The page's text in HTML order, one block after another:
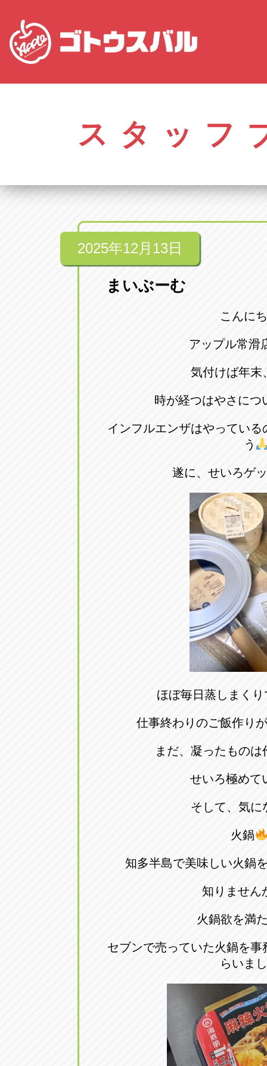
アップル
0561-84-
アップル
アップル
0568-85-
アップル
0568-25-
アップル
アップル
0569-35-
アップル
0568-76-
アップル
0561-53-
アップル
0587-66-
オートフ
052-400-
トラック
059-331-
愛知県春日井市柏井町4-43-1
アップル春日井中央店
愛知県瀬戸市美濃池町29-1
アップル一宮22号店
愛知県一宮市朝日3-4-12
愛知県春日井市八田町2-1-16
アップル名岐バイパス春日店
愛知県北名古屋市中之郷八反
アップル碧南店
愛知県常滑市長間37-1
愛知県小牧市久保新町20
愛知県尾張旭市印場元町5-2-8
愛知県岩倉市大地町長田35-1
オートフレンド
愛知県清須市春日砂賀東114
三重県四日市市午起3丁目1番3
スタッフ
2025年12月13日
まいぶーむ
こんに
アップル常滑
気付けば年末
時が経つはやさにつ
インフルエンザはやってい
う
遂に、せいろゲ
ほぼ毎日蒸しまくり
仕事終わりのご飯作り
まだ、凝ったもの
せいろ極めて
そして、気に
火鍋
知多半島で美味しい火鍋
知りません
火鍋欲を満
セブンで売っていた火鍋を
らいま